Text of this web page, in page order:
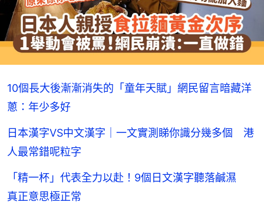
10個長大後漸漸消失的「童年天賦」網民留言暗藏洋
蔥：年少多好
日本漢字VS中文漢字｜一文實測睇你識分幾多個 港
人最常錯呢粒字
「精一杯」代表全力以赴！9個日文漢字聽落鹹濕
真正意思極正常